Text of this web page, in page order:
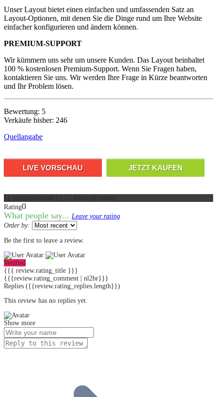
Unser Layout bietet einen einfachen und umfassenden Satz an
Layout-Optionen, mit denen Sie die Dinge rund um Ihre Website
einfacher konfigurieren und ändern können.
PREMIUM-SUPPORT
Wir kümmern uns sehr um unsere Kunden. Das Layout beinhaltet
100 % kostenlosen Premium-Support. Wenn Sie Fragen haben,
kontaktieren Sie uns. Wir werden Ihre Frage in Kürze beantworten
und Ihr Problem lösen.
Bewertung: 5
Verkäufe bisher: 246
Quellangabe
LIVE VORSCHAU JETZT KAUFEN
Rating0
What people say... Leave your rating
Order by:
Be the first to leave a review.
Verified
{{{ review.rating_title }}}
{{{review.rating_comment | nl2br}}}
Replies ({{review.rating_replies.length}})
This review has no replies yet.
Show more